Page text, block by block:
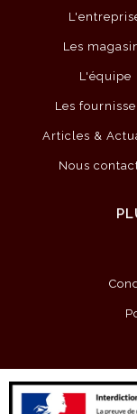
Les
L'équipe
Les
Articles &
Nous